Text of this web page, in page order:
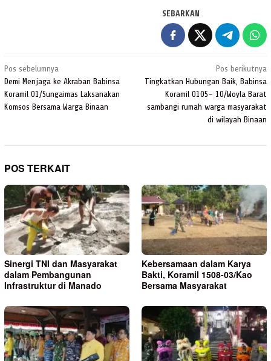
SEBARKAN
Navigasi
pos
Pos sebelumnya
Demi Menjaga ke Akraban Babinsa
Koramil 01/Sungaimas Laksanakan
Komsos Bersama Warga Binaan
Pos berikutnya
Tingkatkan Hubungan Baik, Babinsa
Koramil 0105- 10/Woyla Barat
sambangi rumah warga masyarakat
di wilayah Binaan
POS TERKAIT
Sinergi TNI dan Masyarakat
dalam Pembangunan
Infrastruktur di Manado
Kebersamaan dalam Karya
Bakti, Koramil 1508-03/Kao
Bersama Masyarakat